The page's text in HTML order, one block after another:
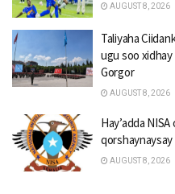
AUGUST 8, 2026
Taliyaha
ugu soo
Gorgor
AUGUST 8, 2026
Hay’adda
qorshaynaysay
AUGUST 8, 2026